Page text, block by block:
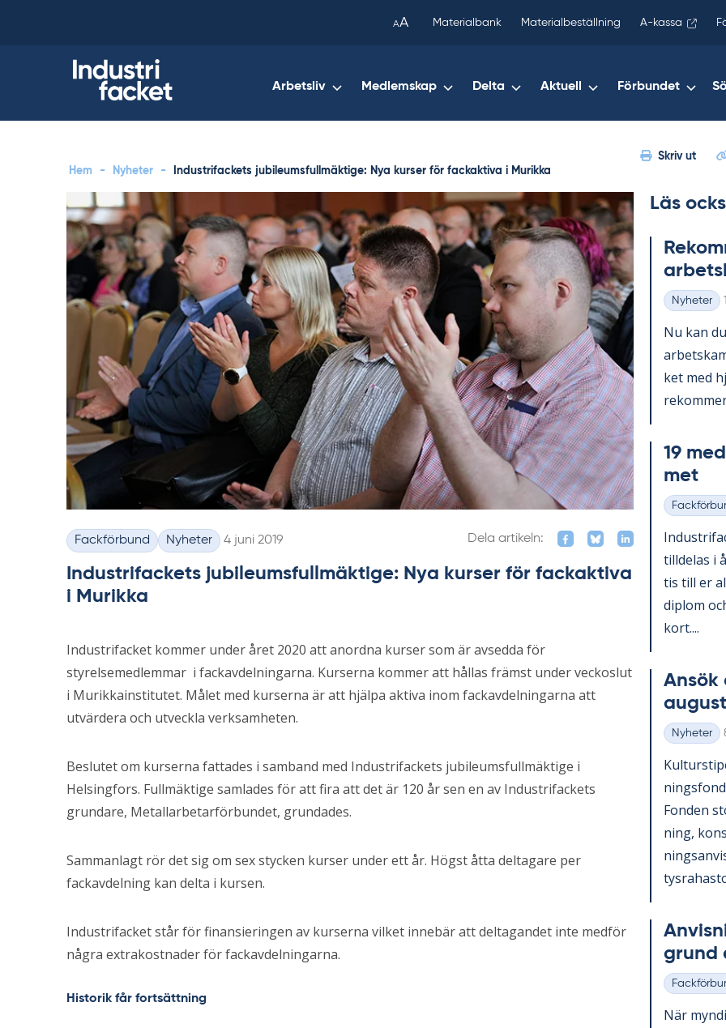
AA Materialbank Materialbeställning A-kassa
Arbetsliv Medlemskap Delta Aktuell Förbundet
Hem - Nyheter - Industrifackets jubileumsfullmäktige: Nya kurser för fackaktiva i Murikka
Skriv ut
Kategorier
Fackförbund Nyheter Skriven
4 juni 2019 Dela artikeln:
Industrifackets jubileumsfullmäktige: Nya kurser för fackaktiva
i Murikka
Industrifacket kommer under året 2020 att anordna kurser som är avsedda för
styrelsemedlemmar i fackavdelningarna. Kurserna kommer att hållas främst under veckoslut
i Murikkainstitutet. Målet med kurserna är att hjälpa aktiva inom fackavdelningarna att
utvärdera och utveckla verksamheten.
Beslutet om kurserna fattades i samband med Industrifackets jubileumsfullmäktige i
Helsingfors. Fullmäktige samlades för att fira att det är 120 år sen en av Industrifackets
grundare, Metallarbetarförbundet, grundades.
Sammanlagt rör det sig om sex stycken kurser under ett år. Högst åtta deltagare per
fackavdelning kan delta i kursen.
Industrifacket står för finansieringen av kurserna vilket innebär att deltagandet inte medför
några extrakostnader för fackavdelningarna.
Historik får fortsättning
Läs
Kategorier
Nyheter
Nu kan
ket med
19
met
Kategorier
till­de­las i
tis till er
diplom
kort....
An­sök
Kategorier
Nyheter
Fon­den
ning,
grund
Kategorier
När
copied
your
clipboard.)